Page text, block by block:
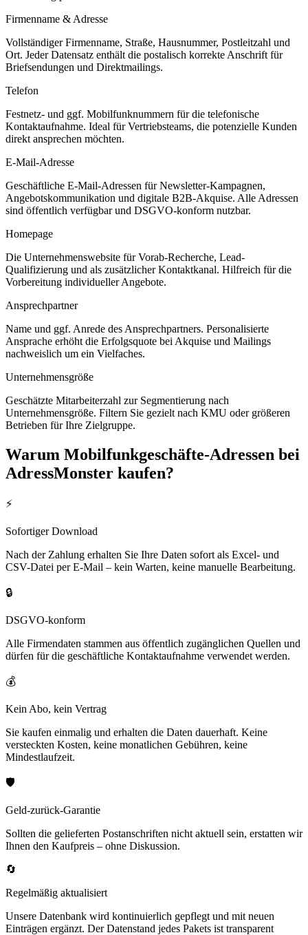
Firmenname & Adresse
Vollständiger Firmenname, Straße, Hausnummer, Postleitzahl und
Ort. Jeder Datensatz enthält die postalisch korrekte Anschrift für
Briefsendungen und Direktmailings.
Telefon
Festnetz- und ggf. Mobilfunknummern für die telefonische
Kontaktaufnahme. Ideal für Vertriebsteams, die potenzielle Kunden
direkt ansprechen möchten.
E-Mail-Adresse
Geschäftliche E-Mail-Adressen für Newsletter-Kampagnen,
Angebotskommunikation und digitale B2B-Akquise. Alle Adressen
sind öffentlich verfügbar und DSGVO-konform nutzbar.
Homepage
Die Unternehmenswebsite für Vorab-Recherche, Lead-
Qualifizierung und als zusätzlicher Kontaktkanal. Hilfreich für die
Vorbereitung individueller Angebote.
Ansprechpartner
Name und ggf. Anrede des Ansprechpartners. Personalisierte
Ansprache erhöht die Erfolgsquote bei Akquise und Mailings
nachweislich um ein Vielfaches.
Unternehmensgröße
Geschätzte Mitarbeiterzahl zur Segmentierung nach
Unternehmensgröße. Filtern Sie gezielt nach KMU oder größeren
Betrieben für Ihre Zielgruppe.
Warum Mobilfunkgeschäfte-Adressen bei
AdressMonster kaufen?
⚡
Sofortiger Download
Nach der Zahlung erhalten Sie Ihre Daten sofort als Excel- und
CSV-Datei per E-Mail – kein Warten, keine manuelle Bearbeitung.
🔒
DSGVO-konform
Alle Firmendaten stammen aus öffentlich zugänglichen Quellen und
dürfen für die geschäftliche Kontaktaufnahme verwendet werden.
💰
Kein Abo, kein Vertrag
Sie kaufen einmalig und erhalten die Daten dauerhaft. Keine
versteckten Kosten, keine monatlichen Gebühren, keine
Mindestlaufzeit.
🛡️
Geld-zurück-Garantie
Sollten die gelieferten Postanschriften nicht aktuell sein, erstatten wir
Ihnen den Kaufpreis – ohne Diskussion.
🔄
Regelmäßig aktualisiert
Unsere Datenbank wird kontinuierlich gepflegt und mit neuen
Einträgen ergänzt. Der Datenstand jedes Pakets ist transparent